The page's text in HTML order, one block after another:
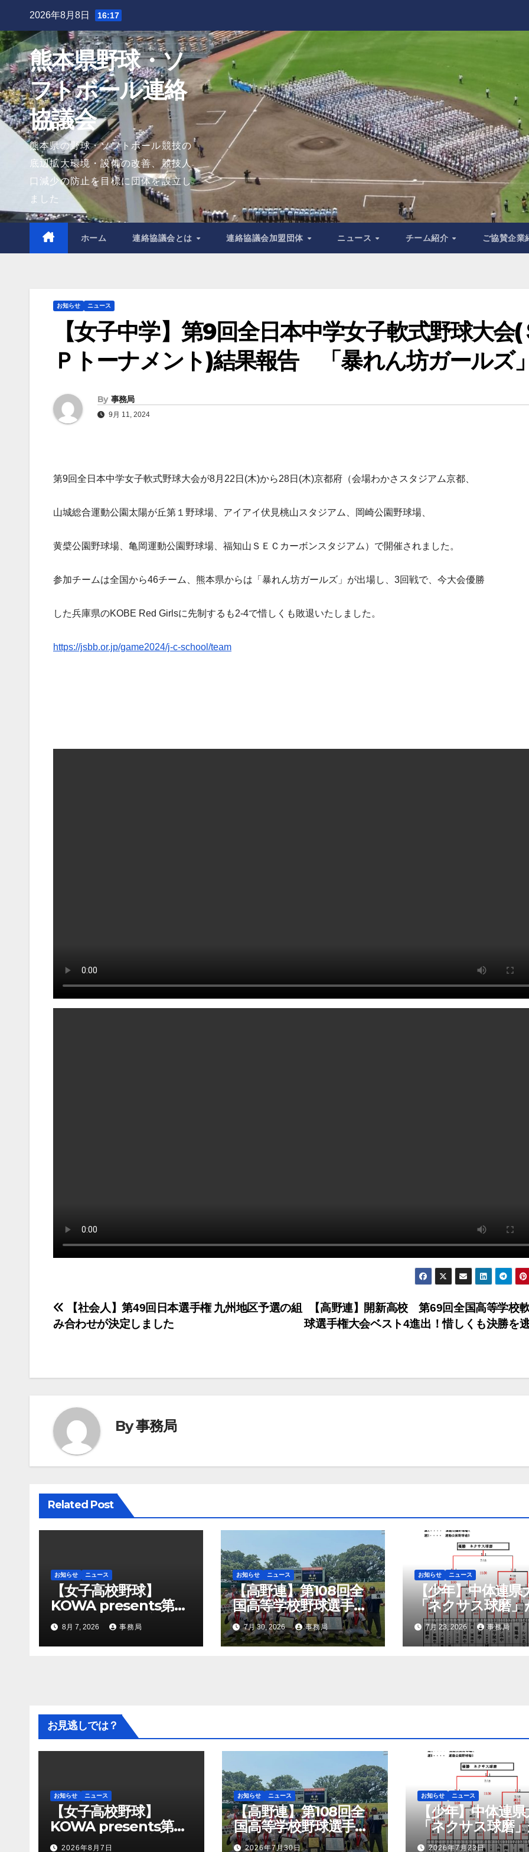
content
2026年8月8日 16:17
熊本県野球・ソ
フトボール連絡
協議会
熊本県の野球・ソフトボール競技の
底辺拡大環境・設備の改善、競技人
口減少の防止を目標に団体を設立し
ました
ホーム 連絡協議会とは 連絡協議会加盟団体 ニュース チーム紹介 ご協賛企
お知らせ ニュース
【女子中学】第9回全日本中学女子軟式野球大会(
Ｐトーナメント)結果報告 「暴れん坊ガールズ
By 事務局
9月 11, 2024
第9回全日本中学女子軟式野球大会が8月22日(木)から28日(木)京都府（会場わかさスタジアム京都、
山城総合運動公園太陽が丘第１野球場、アイアイ伏見桃山スタジアム、岡崎公園野球場、
黄檗公園野球場、亀岡運動公園野球場、福知山ＳＥＣカーボンスタジアム）で開催されました。
参加チームは全国から46チーム、熊本県からは「暴れん坊ガールズ」が出場し、3回戦で、今大会優勝
した兵庫県のKOBE Red Girlsに先制するも2-4で惜しくも敗退いたしました。
https://jsbb.or.jp/game2024/j-c-school/team
投
稿
ビ
ゲ
ー
シ
ン
【高野連】開新高校 第69回全国高等学校
球選手権大会ベスト4進出！惜しくも決勝を
【社会人】第49回日本選手権 九州地区予選の組
み合わせが決定しました
By事務局
Related Post
お知らせ ニュース
【女子高校野球】
KOWA presents第１
５回記念：全国高等学
校女子硬式野球ユース
大会開幕
8月 7, 2026 事務局
お知らせ ニュース
【高野連】第108回全
国高等学校野球選手権
熊本大会 創部30年有
明高校悲願の初優勝
7月 30, 2026 事務局
お知らせ ニュース
【少年】中体連県
「ネクサス球磨
勝！錦ケ丘中学校
優勝！九州大会へ
7月 23, 2026 事務局
お見逃しでは？
お知らせ ニュース
【女子高校野球】
KOWA presents第１
５回記念：全国高等学
2026年8月7日
お知らせ ニュース
【高野連】第108回全
国高等学校野球選手権
熊本大会 創部30年有
2026年7月30日
お知らせ ニュース
【少年】中体連県
「ネクサス球磨
勝！錦ケ丘中学
2026年7月23日